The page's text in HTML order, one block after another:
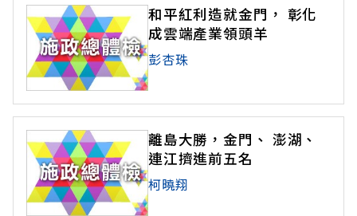
和平紅利造就金門， 彰化
成雲端產業領頭羊
彭杏珠
離島大勝，金門、 澎湖、
連江擠進前五名
柯曉翔